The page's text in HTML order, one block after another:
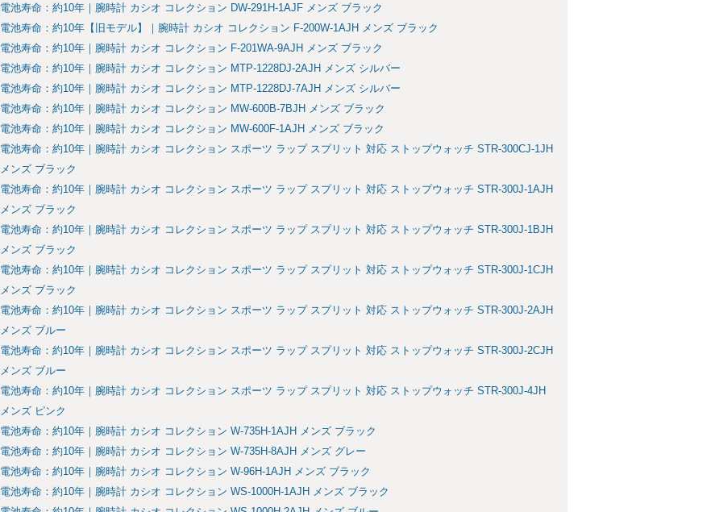
電池寿命：約10年｜腕時計 カシオ コレクション DW-291H-1AJF メンズ ブラック
電池寿命：約10年【旧モデル】｜腕時計 カシオ コレクション F-200W-1AJH メンズ ブラック
電池寿命：約10年｜腕時計 カシオ コレクション F-201WA-9AJH メンズ ブラック
電池寿命：約10年｜腕時計 カシオ コレクション MTP-1228DJ-2AJH メンズ シルバー
電池寿命：約10年｜腕時計 カシオ コレクション MTP-1228DJ-7AJH メンズ シルバー
電池寿命：約10年｜腕時計 カシオ コレクション MW-600B-7BJH メンズ ブラック
電池寿命：約10年｜腕時計 カシオ コレクション MW-600F-1AJH メンズ ブラック
電池寿命：約10年｜腕時計 カシオ コレクション スポーツ ラップ スプリット 対応 ストップウォッチ STR-300CJ-1JH
メンズ ブラック
電池寿命：約10年｜腕時計 カシオ コレクション スポーツ ラップ スプリット 対応 ストップウォッチ STR-300J-1AJH
メンズ ブラック
電池寿命：約10年｜腕時計 カシオ コレクション スポーツ ラップ スプリット 対応 ストップウォッチ STR-300J-1BJH
メンズ ブラック
電池寿命：約10年｜腕時計 カシオ コレクション スポーツ ラップ スプリット 対応 ストップウォッチ STR-300J-1CJH
メンズ ブラック
電池寿命：約10年｜腕時計 カシオ コレクション スポーツ ラップ スプリット 対応 ストップウォッチ STR-300J-2AJH
メンズ ブルー
電池寿命：約10年｜腕時計 カシオ コレクション スポーツ ラップ スプリット 対応 ストップウォッチ STR-300J-2CJH
メンズ ブルー
電池寿命：約10年｜腕時計 カシオ コレクション スポーツ ラップ スプリット 対応 ストップウォッチ STR-300J-4JH
メンズ ピンク
電池寿命：約10年｜腕時計 カシオ コレクション W-735H-1AJH メンズ ブラック
電池寿命：約10年｜腕時計 カシオ コレクション W-735H-8AJH メンズ グレー
電池寿命：約10年｜腕時計 カシオ コレクション W-96H-1AJH メンズ ブラック
電池寿命：約10年｜腕時計 カシオ コレクション WS-1000H-1AJH メンズ ブラック